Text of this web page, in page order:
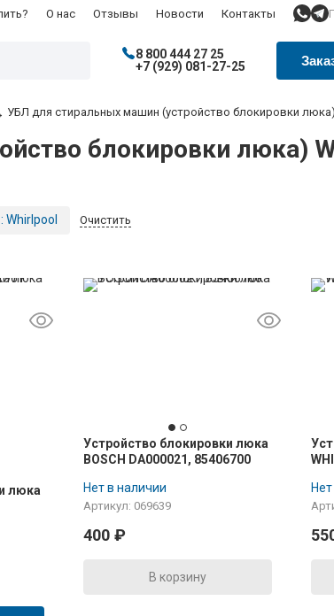
О нас Отзывы Новости Контакты
8 800 444 27 25
+7 (929) 081-27-25
УБЛ для стиральных машин (устройство блокировки люка)
блокировки люка)
Whirlpool Очистить
люка
Устройство блокировки люка
BOSCH DA000021, 85406700
Нет в наличии
Артикул: 069639
400 ₽
В корзину